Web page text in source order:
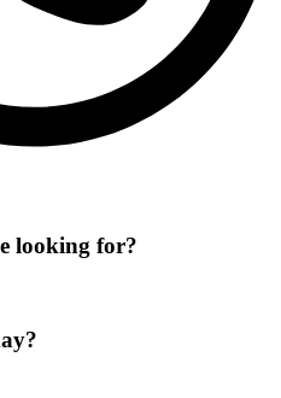
looking for?